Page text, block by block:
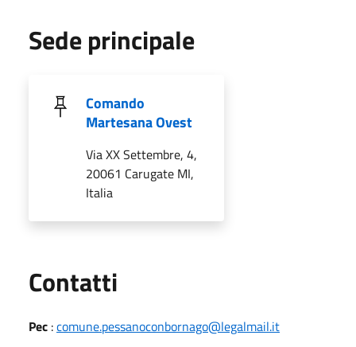
Sede principale
Comando
Martesana Ovest
Via XX Settembre, 4,
20061 Carugate MI,
Italia
Contatti
Pec :comune.pessanoconbornago@legalmail.it